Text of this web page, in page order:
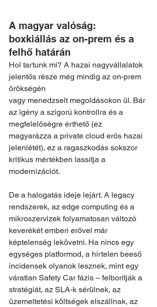
A magyar valóság:
boxkiállás az on-prem és a
felhő határán
Hol tartunk mi? A hazai nagyvállalatok
jelentős része még mindig az on-prem
örökségén
vagy menedzselt megoldásokon ül. Bár
az igény a szigorú kontrollra és a
megfelelőségre érthető (ez
magyarázza a private cloud erős hazai
jelenlétét), ez a ragaszkodás sokszor
kritikus mértékben lassítja a
modernizációt.
De a halogatás ideje lejárt. A legacy
rendszerek, az edge computing és a
mikroszervizek folyamatosan változó
keverékét emberi erővel már
képtelenség lekövetni. Ha nincs egy
egységes platformod, a hirtelen beeső
incidensek olyanok lesznek, mint egy
váratlan Safety Car fázis – felborítják a
stratégiát, az SLA-k sérülnek, az
üzemeltetési költségek elszállnak, az